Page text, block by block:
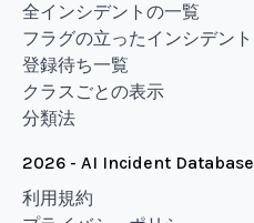
全インシデントの一覧
フラグの立ったインシデント
登録待ち一覧
クラスごとの表示
分類法
2026 - AI Incident Database
利用規約